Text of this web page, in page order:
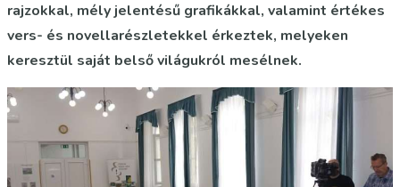
rajzokkal, mély jelentésű grafikákkal, valamint értékes
vers- és novellarészletekkel érkeztek, melyeken
keresztül saját belső világukról mesélnek.